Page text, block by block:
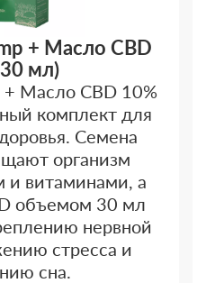
+ Масло CBD
мл)
Масло CBD 10%
комплект для
Семена
организм
и витаминами, а
объемом 30 мл
нервной
стресса и
сна.